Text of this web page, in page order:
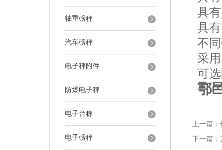
轴重磅秤
汽车磅秤
电子秤附件
防爆电子秤
电子台称
电子磅秤
具
具
不
采
可
鄠
上一篇：
下一篇：